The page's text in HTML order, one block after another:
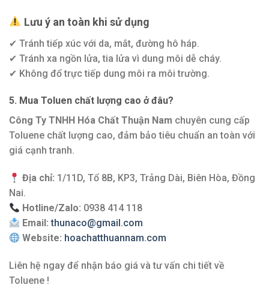
Lưu ý an toàn khi sử dụng
✔ Tránh tiếp xúc với da, mắt, đường hô háp.
✔ Tránh xa ngồn lửa, tia lửa vì dung môi dễ cháy.
✔ Không đổ trực tiếp dung môi ra môi trường.
5. Mua Toluen chất lượng cao ở đâu?
Công Ty TNHH Hóa Chất Thuận Nam chuyên cung cấp
Toluene chất lượng cao, đảm bảo tiêu chuẩn an toàn với
giá cạnh tranh.
Địa chỉ: 1/11D, Tổ 8B, KP3, Trảng Dài, Biên Hòa, Đồng
Nai.
Hotline/Zalo: 0938 414 118
Email: thunaco@gmail.com
Website: hoachatthuannam.com
Liên hệ ngay để nhận báo giá và tư vấn chi tiết về
Toluene !